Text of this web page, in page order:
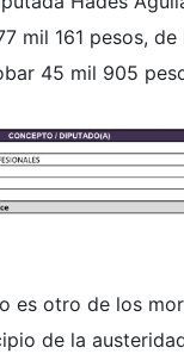
mil 161 pesos,
45 mil 905
es otro de los
de la